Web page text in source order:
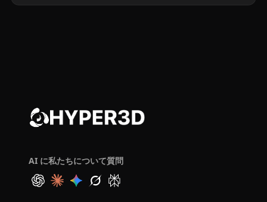
AI に私たちについて質問